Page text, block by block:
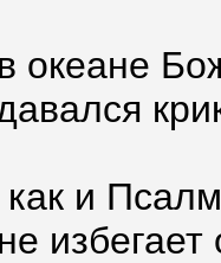
океане
как и
избегает